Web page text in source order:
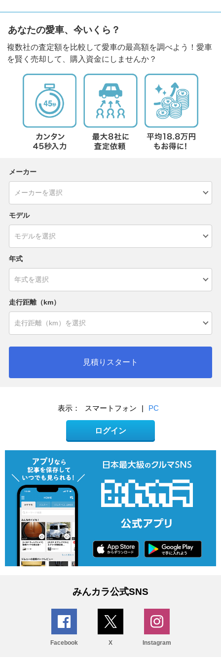
あなたの愛車、今いくら？
複数社の査定額を比較して愛車の最高額を調べよう！愛車
を賢く売却して、購入資金にしませんか？
メーカー
モデル
年式
走行距離（km）
見積りスタート
表示： スマートフォン | PC
ログイン
みんカラ公式SNS
Facebook X Instagram